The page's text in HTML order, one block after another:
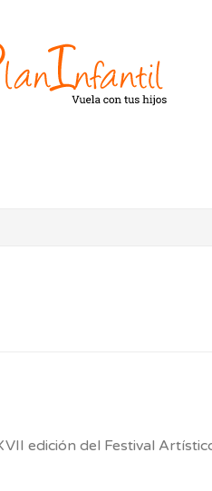
edición del Festival